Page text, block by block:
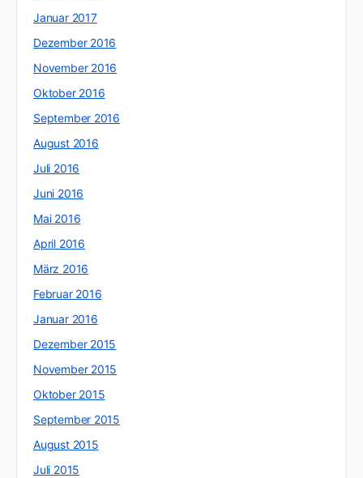
Januar 2017
Dezember 2016
November 2016
Oktober 2016
September 2016
August 2016
Juli 2016
Juni 2016
Mai 2016
April 2016
März 2016
Februar 2016
Januar 2016
Dezember 2015
November 2015
Oktober 2015
September 2015
August 2015
Juli 2015